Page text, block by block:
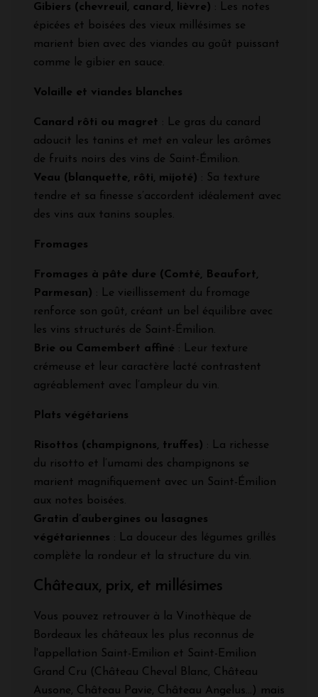
Gibiers (chevreuil, canard, lièvre) : Les notes
épicées et boisées des vieux millésimes se
marient bien avec des viandes au goût puissant
comme le gibier en sauce.
Volaille et viandes blanches
Canard rôti ou magret : Le gras du canard
adoucit les tanins et met en valeur les arômes
de fruits noirs des vins de Saint-Émilion.
Veau (blanquette, rôti, mijoté) : Sa texture
tendre et sa finesse s’accordent idéalement avec
des vins aux tanins souples.
Fromages
Fromages à pâte dure (Comté, Beaufort,
Parmesan) : Le vieillissement du fromage
renforce son goût, créant un bel équilibre avec
les vins structurés de Saint-Émilion.
Brie ou Camembert affiné : Leur texture
crémeuse et leur caractère lacté contrastent
agréablement avec l’ampleur du vin.
Plats végétariens
Risottos (champignons, truffes) : La richesse
du risotto et l’umami des champignons se
marient magnifiquement avec un Saint-Émilion
aux notes boisées.
Gratin d’aubergines ou lasagnes
végétariennes : La douceur des légumes grillés
complète la rondeur et la structure du vin.
Châteaux, prix, et millésimes
Vous pouvez retrouver à la Vinothèque de
Bordeaux les châteaux les plus reconnus de
l'appellation Saint-Emilion et Saint-Emilion
Grand Cru (Château Cheval Blanc, Château
Ausone, Château Pavie, Château Angelus...) mais